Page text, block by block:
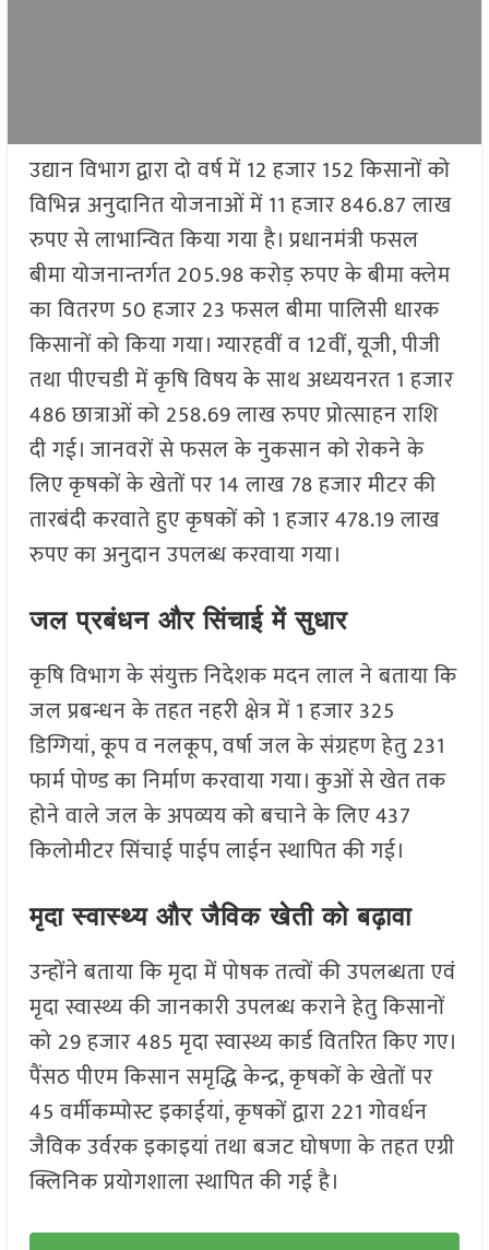
उद्यान विभाग द्वारा दो वर्ष में 12 हजार 152 किसानों को
विभिन्न अनुदानित योजनाओं में 11 हजार 846.87 लाख
रुपए से लाभान्वित किया गया है। प्रधानमंत्री फसल
बीमा योजनान्तर्गत 205.98 करोड़ रुपए के बीमा क्लेम
का वितरण 50 हजार 23 फसल बीमा पालिसी धारक
किसानों को किया गया। ग्यारहवीं व 12वीं, यूजी, पीजी
तथा पीएचडी में कृषि विषय के साथ अध्ययनरत 1 हजार
486 छात्राओं को 258.69 लाख रुपए प्रोत्साहन राशि
दी गई। जानवरों से फसल के नुकसान को रोकने के
लिए कृषकों के खेतों पर 14 लाख 78 हजार मीटर की
तारबंदी करवाते हुए कृषकों को 1 हजार 478.19 लाख
रुपए का अनुदान उपलब्ध करवाया गया।
जल प्रबंधन और सिंचाई में सुधार
कृषि विभाग के संयुक्त निदेशक मदन लाल ने बताया कि
जल प्रबन्धन के तहत नहरी क्षेत्र में 1 हजार 325
डिग्गियां, कूप व नलकूप, वर्षा जल के संग्रहण हेतु 231
फार्म पोण्ड का निर्माण करवाया गया। कुओं से खेत तक
होने वाले जल के अपव्यय को बचाने के लिए 437
किलोमीटर सिंचाई पाईप लाईन स्थापित की गई।
मृदा स्वास्थ्य और जैविक खेती को बढ़ावा
उन्होंने बताया कि मृदा में पोषक तत्वों की उपलब्धता एवं
मृदा स्वास्थ्य की जानकारी उपलब्ध कराने हेतु किसानों
को 29 हजार 485 मृदा स्वास्थ्य कार्ड वितरित किए गए।
पैंसठ पीएम किसान समृद्धि केन्द्र, कृषकों के खेतों पर
45 वर्मीकम्पोस्ट इकाईयां, कृषकों द्वारा 221 गोवर्धन
जैविक उर्वरक इकाइयां तथा बजट घोषणा के तहत एग्री
क्लिनिक प्रयोगशाला स्थापित की गई है।